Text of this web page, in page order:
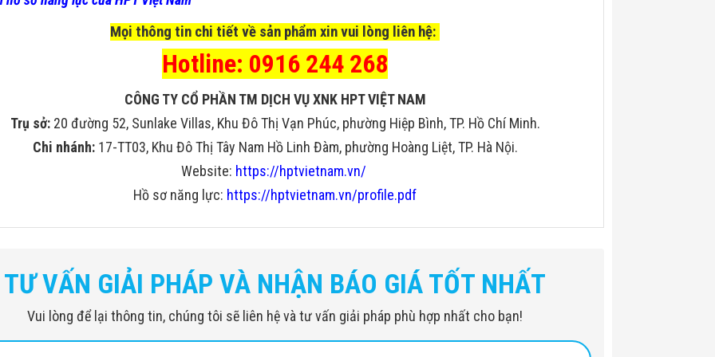
Mọi thông tin chi tiết về sản phẩm xin vui lòng liên hệ:
Hotline: 0916 244 268
CÔNG TY CỔ PHẦN TM DỊCH VỤ XNK HPT VIỆT NAM
Trụ sở: 20 đường 52, Sunlake Villas, Khu Đô Thị Vạn Phúc, phường Hiệp Bình, TP. Hồ Chí Minh.
Chi nhánh:17-TT03, Khu Đô Thị Tây Nam Hồ Linh Đàm, phường Hoàng Liệt, TP. Hà Nội.
Website: https://hptvietnam.vn/
Hồ sơ năng lực: https://hptvietnam.vn/profile.pdf
92.0 (L) x 51.7 (W) x 54.0 (H) [in]
(H)*Without monitors on top of
TƯ VẤN GIẢI PHÁP VÀ NHẬN BÁO GIÁ TỐT NHẤT
Vui lòng để lại thông tin, chúng tôi sẽ liên hệ và tư vấn giải pháp phù hợp nhất cho bạn!